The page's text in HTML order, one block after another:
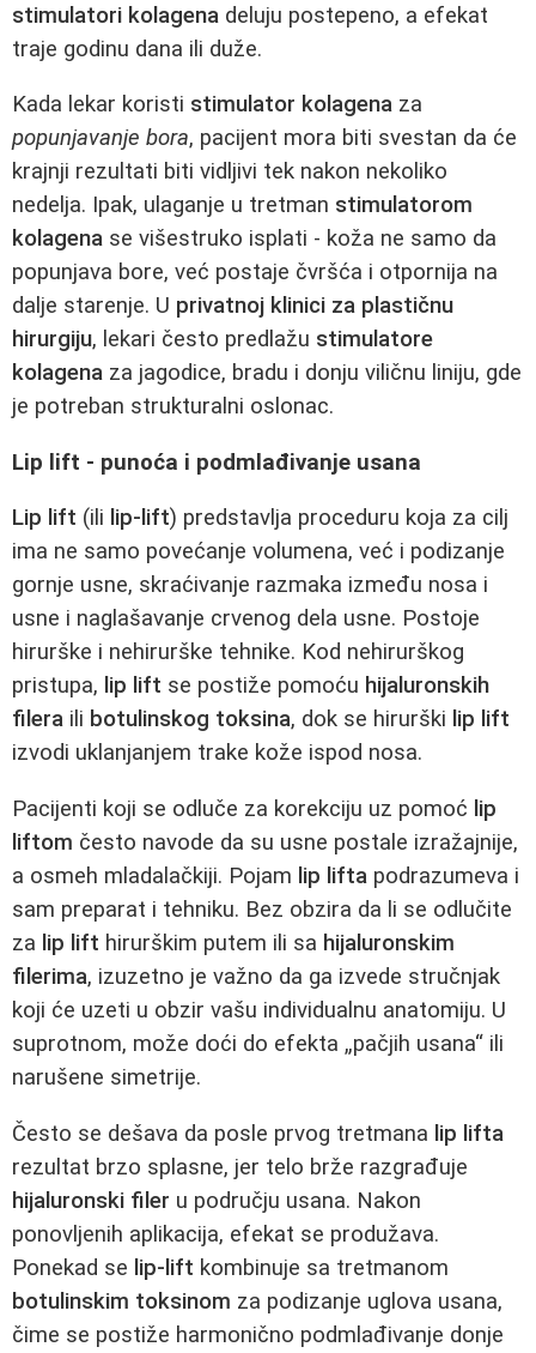
stimulatori kolagena deluju postepeno, a efekat
traje godinu dana ili duže.
Kada lekar koristi stimulator kolagena za
popunjavanje bora, pacijent mora biti svestan da će
krajnji rezultati biti vidljivi tek nakon nekoliko
nedelja. Ipak, ulaganje u tretman stimulatorom
kolagena se višestruko isplati - koža ne samo da
popunjava bore, već postaje čvršća i otpornija na
dalje starenje. U privatnoj klinici za plastičnu
hirurgiju, lekari često predlažu stimulatore
kolagena za jagodice, bradu i donju viličnu liniju, gde
je potreban strukturalni oslonac.
Lip lift - punoća i podmlađivanje usana
Lip lift (ili lip-lift) predstavlja proceduru koja za cilj
ima ne samo povećanje volumena, već i podizanje
gornje usne, skraćivanje razmaka između nosa i
usne i naglašavanje crvenog dela usne. Postoje
hirurške i nehirurške tehnike. Kod nehirurškog
pristupa, lip lift se postiže pomoću hijaluronskih
filera ili botulinskog toksina, dok se hirurški lip lift
izvodi uklanjanjem trake kože ispod nosa.
Pacijenti koji se odluče za korekciju uz pomoć lip
liftom često navode da su usne postale izražajnije,
a osmeh mladalačkiji. Pojam lip lifta podrazumeva i
sam preparat i tehniku. Bez obzira da li se odlučite
za lip lift hirurškim putem ili sa hijaluronskim
filerima, izuzetno je važno da ga izvede stručnjak
koji će uzeti u obzir vašu individualnu anatomiju. U
suprotnom, može doći do efekta „pačjih usana“ ili
narušene simetrije.
Često se dešava da posle prvog tretmana lip lifta
rezultat brzo splasne, jer telo brže razgrađuje
hijaluronski filer u području usana. Nakon
ponovljenih aplikacija, efekat se produžava.
Ponekad se lip-lift kombinuje sa tretmanom
botulinskim toksinom za podizanje uglova usana,
čime se postiže harmonično podmlađivanje donje